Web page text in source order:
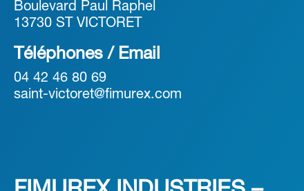
Boulevard Paul Raphel
13730 ST VICTORET
Téléphones / Email
04 42 46 80 69
saint-victoret@fimurex.com